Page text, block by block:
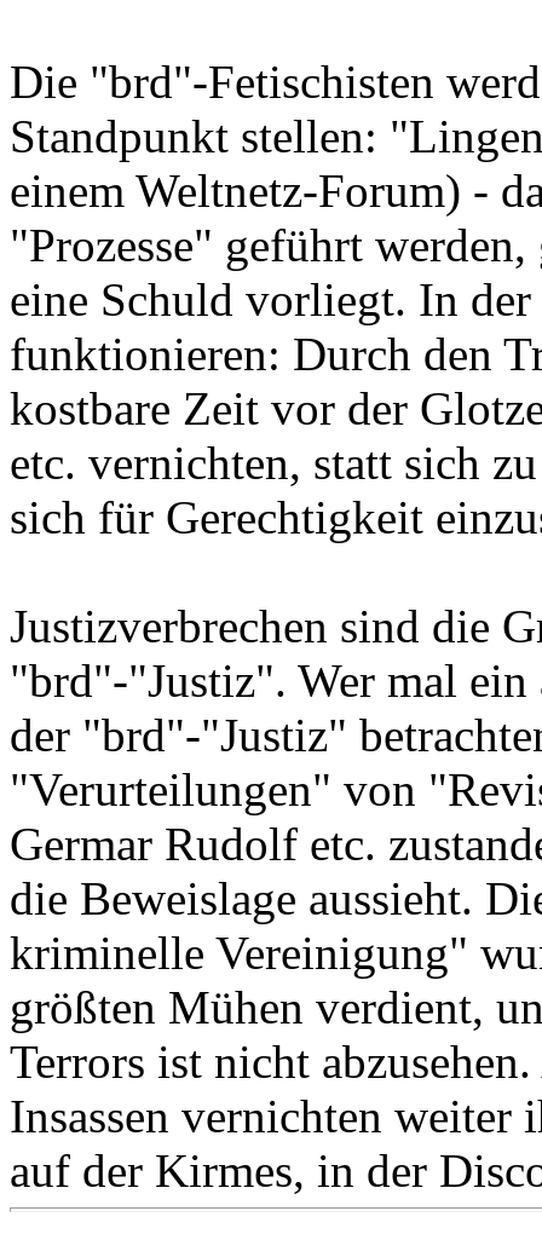
Die "brd"-Fetischisten
Standpunkt stellen:
einem Weltnetz-Forum) -
"Prozesse" geführt
eine Schuld vorliegt. In
funktionieren: Durch den
kostbare Zeit vor der
etc. vernichten, statt sich
sich für Gerechtigkeit
Justizverbrechen sind die
"brd"-"Justiz". Wer mal ein
der "brd"-"Justiz"
"Verurteilungen" von
Germar Rudolf etc.
die Beweislage aussieht.
kriminelle Vereinigung"
größten Mühen verdient,
Terrors ist nicht
Insassen vernichten weiter
auf der Kirmes, in der